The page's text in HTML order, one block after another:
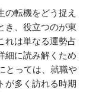
の転機をどう捉え
き、役立つのが東
れは単なる運勢占
細に読み解くため
とっては、就職や
が多く訪れる時期